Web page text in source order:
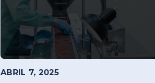
ABRIL 7, 2025